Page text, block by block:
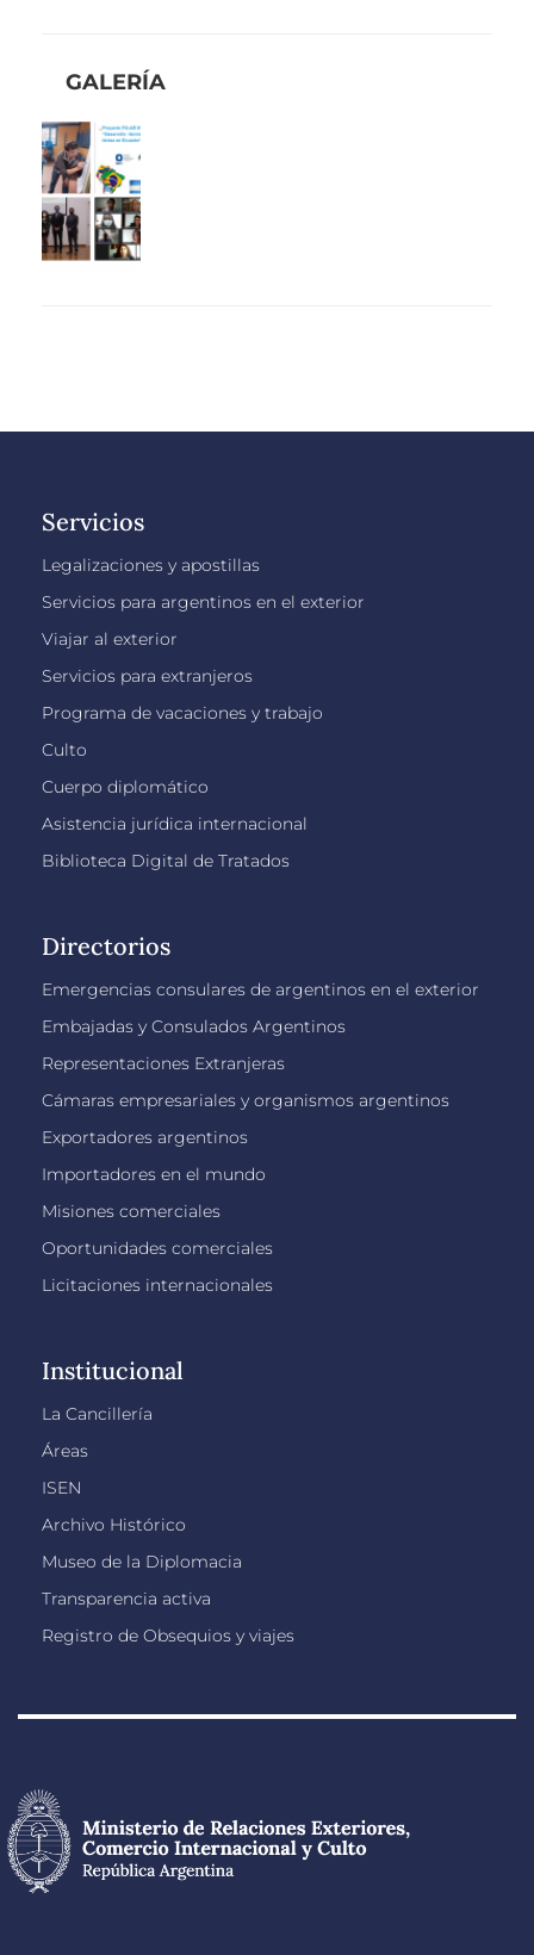
GALERÍA
Servicios
Legalizaciones y apostillas
Servicios para argentinos en el exterior
Viajar al exterior
Servicios para extranjeros
Programa de vacaciones y trabajo
Culto
Cuerpo diplomático
Asistencia jurídica internacional
Biblioteca Digital de Tratados
Directorios
Emergencias consulares de argentinos en el exterior
Embajadas y Consulados Argentinos
Representaciones Extranjeras
Cámaras empresariales y organismos argentinos
Exportadores argentinos
Importadores en el mundo
Misiones comerciales
Oportunidades comerciales
Licitaciones internacionales
Institucional
La Cancillería
Áreas
ISEN
Archivo Histórico
Museo de la Diplomacia
Transparencia activa
Registro de Obsequios y viajes